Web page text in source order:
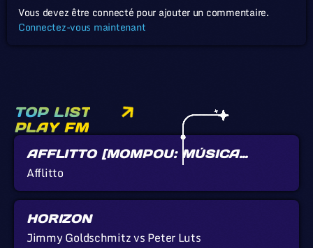
Vous devez être connecté pour ajouter un commentaire.
Connectez-vous maintenant
TOP LIST
PLAY FM
AFFLITTO [MOMPOU: MÚSICA
CALLADA]
Afflitto
HORIZON
Jimmy Goldschmitz vs Peter Luts